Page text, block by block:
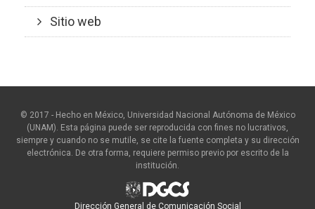
Sitio web
© 2017 - Hecho en México, Universidad Nacional Autónoma de México
(UNAM). Esta página puede ser reproducida con fines no lucrativos,
siempre y cuando no se mutile, se cite la fuente completa y su dirección
electrónica. De otra forma, requiere permiso previo por escrito de la
institución.
Dirección General de Comunicación Social